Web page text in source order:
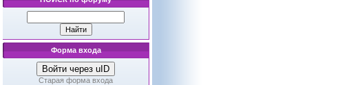
Форма входа
Войти через uID
Старая форма входа